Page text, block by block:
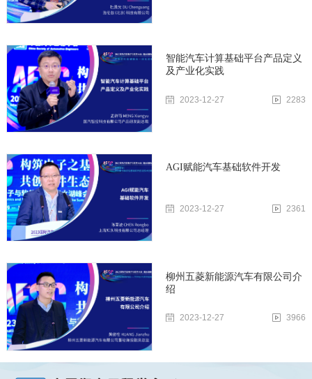
智能汽车计算基础平台产品定义
及产业化实践
2023-12-27 2283
AGI赋能汽车基础软件开发
2023-12-27 2361
柳州五菱新能源汽车有限公司介
绍
2023-12-27 3966